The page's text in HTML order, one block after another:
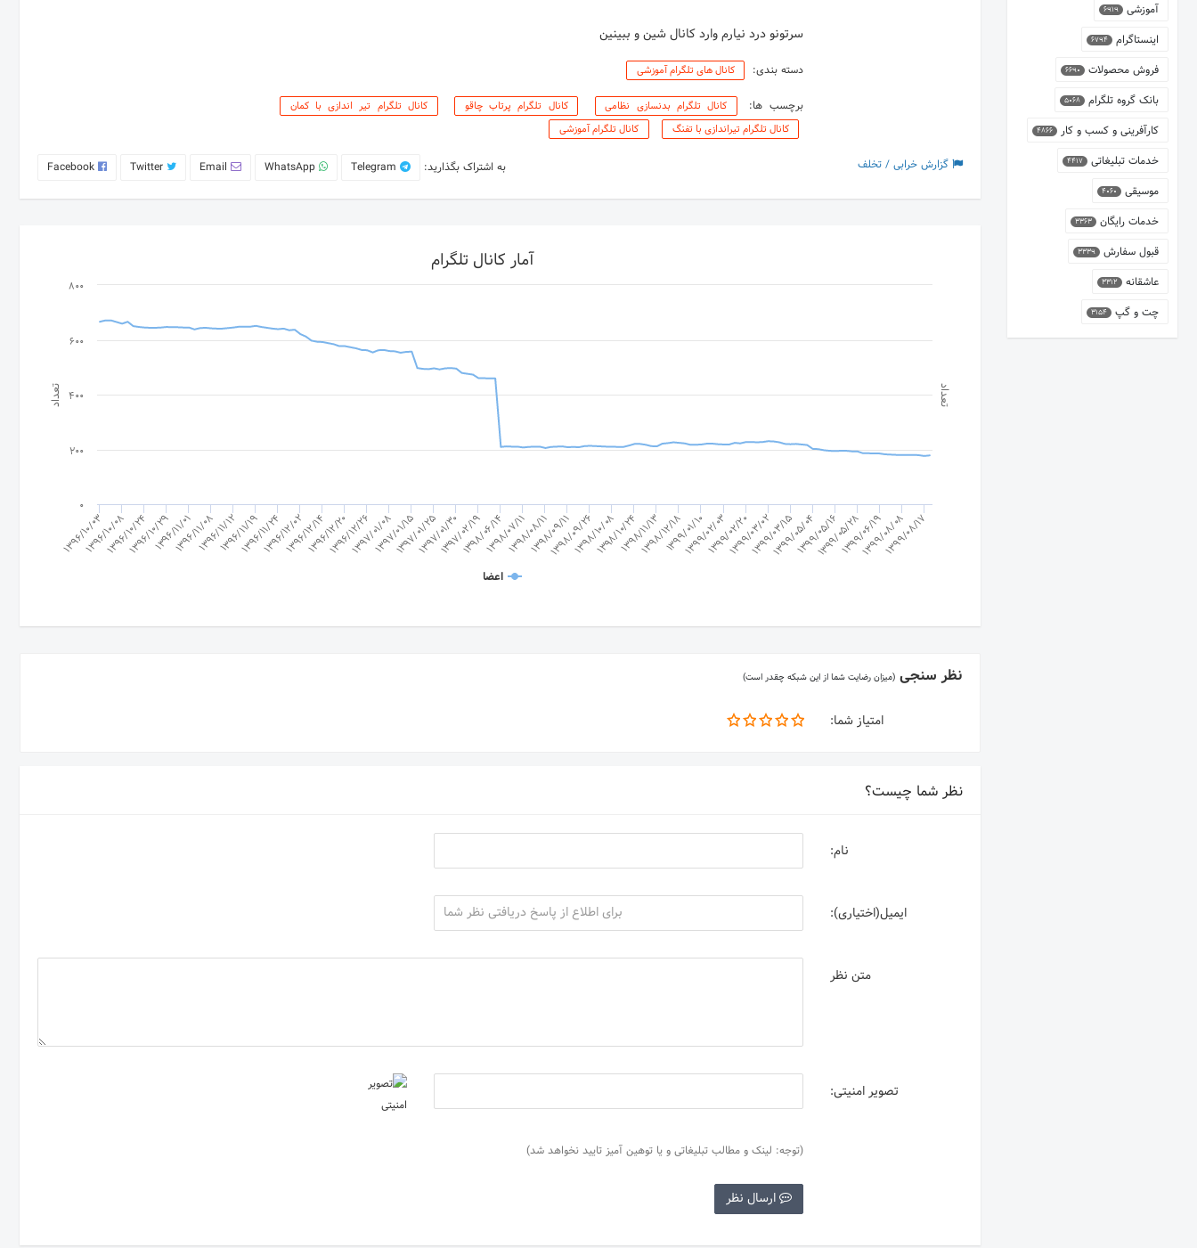
سرتونو درد نیارم وارد کانال شین و ببینین
دسته بندی: کانال های تلگرام آموزشی
برچسب ها: کانال تلگرام بدنسازی نظامی کانال تلگرام پرتاب چاقو
کانال تلگرام تیر اندازی با کمان
کانال تلگرام تیراندازی با تفنگ
کانال تلگرام آموزشی
به اشتراک بگذارید: Telegram
WhatsApp
Email
Twitter
Facebook گزارش خرابی / تخلف
تعداد تعداد
آمار کانال تلگرام
اعضا
1396/10/03 1396/10/29 1396/11/12 1396/12/02 1396/12/26 1397/01/25 1398/06/14 1398/09/11 1398/10/24 1399/01/10 1399/03/02 1399/05/16 1399/08/08
1396/10/081396/10/241396/11/011396/11/081396/11/191396/11/241396/12/141396/12/201397/01/081397/01/151397/01/301397/02/191398/07/111398/08/111398/09/261398/10/081398/11/131398/12/181399/02/031399/02/201399/03/15
1399/05/041399/05/281399/06/191399/08/17
200
400
600
0
800
نظر سنجی(میزان رضایت شما از این شبکه چقدر است)
امتیاز شما:
نظر شما چیست؟
نام:
ایمیل(اختیاری):
متن نظر
تصویر امنیتی:
(توجه: لینک و مطالب تبلیغاتی و یا توهین آمیز تایید نخواهد شد)
ارسال نظر
آموزشی 6919
اینستاگرام 6794
فروش محصولات 6690
بانک گروه تلگرام 5068
کارآفرینی و کسب و کار 4866
خدمات تبلیغاتی 4417
موسیقی 4060
خدمات رایگان 3363
قبول سفارش 3339
عاشقانه 3312
چت و گپ 3154